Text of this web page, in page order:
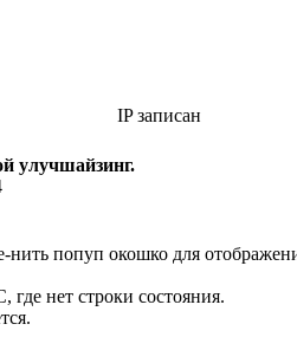
IP записан
улучшайзинг.
нить попуп окошко для
нет строки состояния.